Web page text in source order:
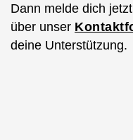
Dann melde dich
über unser
deine Unterstützung.